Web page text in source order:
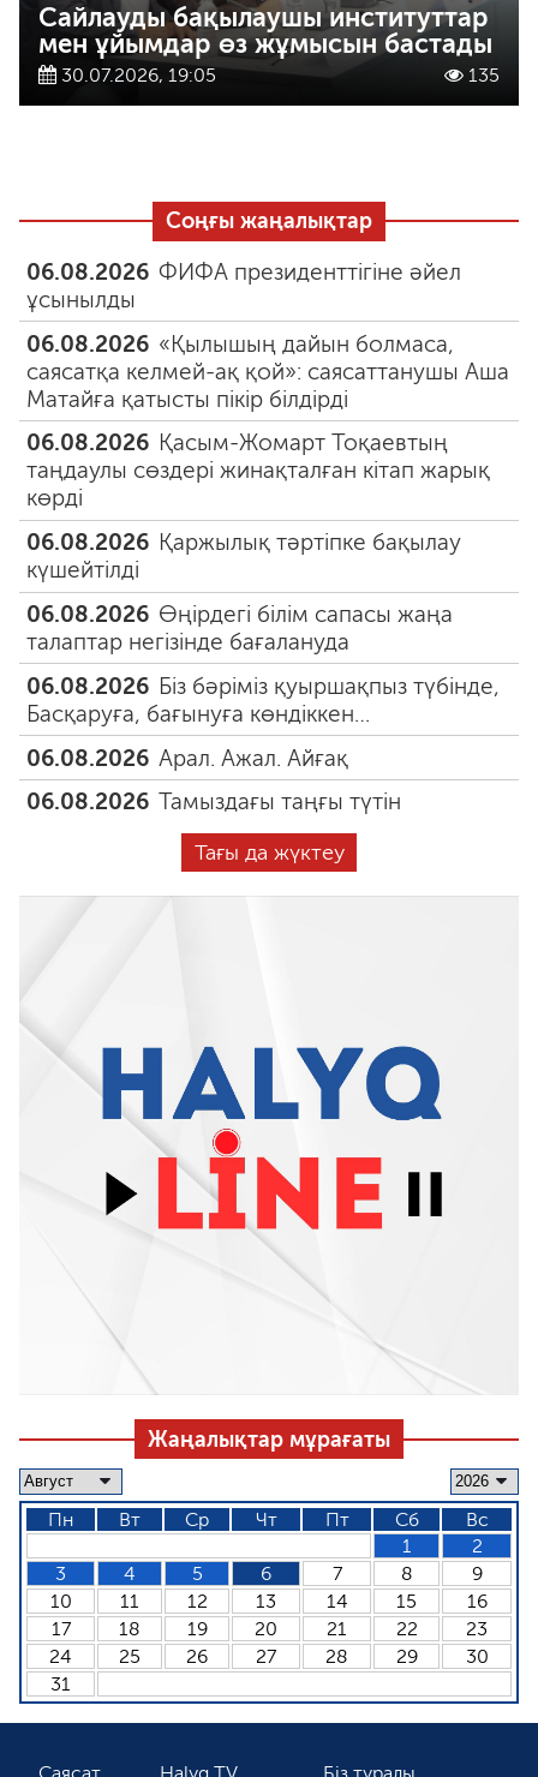
Сайлауды бақылаушы институттар
мен ұйымдар өз жұмысын бастады
30.07.2026, 19:05 135
Соңғы жаңалықтар
06.08.2026 ФИФА президенттігіне әйел
ұсынылды
06.08.2026 «Қылышың дайын болмаса,
саясатқа келмей-ақ қой»: саясаттанушы Аша
Матайға қатысты пікір білдірді
06.08.2026 Қасым-Жомарт Тоқаевтың
таңдаулы сөздері жинақталған кітап жарық
көрді
06.08.2026 Қаржылық тәртіпке бақылау
күшейтілді
06.08.2026 Өңірдегі білім сапасы жаңа
талаптар негізінде бағалануда
06.08.2026 Біз бәріміз қуыршақпыз түбінде,
Басқаруға, бағынуға көндіккен…
06.08.2026 Арал. Ажал. Айғақ
06.08.2026 Тамыздағы таңғы түтін
Тағы да жүктеу
Жаңалықтар мұрағаты
Пн Вт Ср Чт Пт Сб
Вс
1
2
3
4 5 6 7 8
9
10
11 12 13 14 15
16
17
18 19 20 21 22
23
24
25 26 27 28 29
30
31